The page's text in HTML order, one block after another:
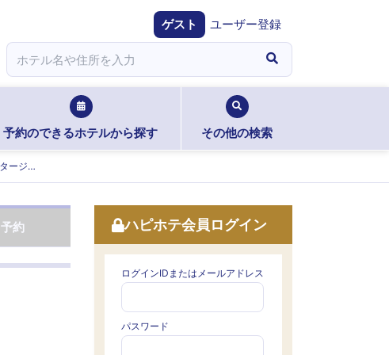
ゲスト ユーザー登録
予約のできるホテルから探す その他の検索
エルミタージュ ＆ カサンドラ (エルミタージュアンドカサンドラ)
予約 ハピホテ会員ログイン
ログインIDまたはメールアドレス
パスワード